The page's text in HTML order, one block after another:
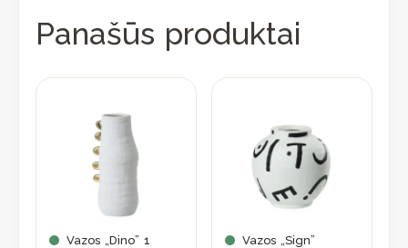
Panašūs produktai
Vazos „Dino” 1 Vazos „Sign”